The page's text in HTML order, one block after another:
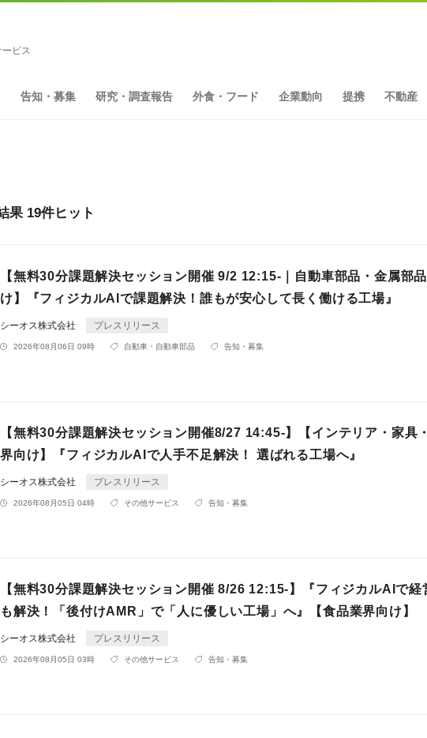
ビス
告知・募集 研究・調査報告 外食・フード 企業動向 提携 不動産
果 19件ヒット
【無料30分課題解決セッション開催 9/2 12:15-｜自動車部品・金属部
け】『フィジカルAIで課題解決！誰もが安心して長く働ける工場』
シーオス株式会社 プレスリリース
2026年08月06日 09時 自動車・自動車部品 告知・募集
【無料30分課題解決セッション開催8/27 14:45-】【インテリア・家具
界向け】『フィジカルAIで人手不足解決！ 選ばれる工場へ』
シーオス株式会社 プレスリリース
2026年08月05日 04時 その他サービス 告知・募集
【無料30分課題解決セッション開催 8/26 12:15-】『フィジカルAIで経
も解決！「後付けAMR」で「人に優しい工場」へ』【食品業界向け】
シーオス株式会社 プレスリリース
2026年08月05日 03時 その他サービス 告知・募集